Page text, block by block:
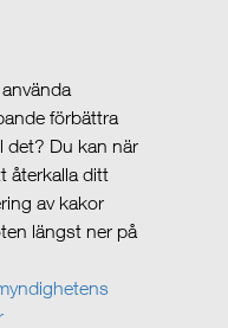
förbättra
det? Du kan när
återkalla ditt
av kakor
längst ner på